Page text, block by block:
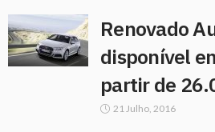
Renovado
disponível
partir de
21 Julho, 2016